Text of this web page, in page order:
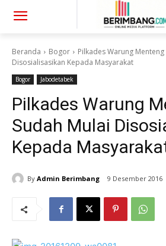
Beranda Bogor
Pilkades Warung Menteng
Disosialisasikan Kepada Masyarakat
Bogor Jabodetabek
Pilkades Warung
Sudah Mulai
Kepada
By Admin Berimbang 9 Desember 2016